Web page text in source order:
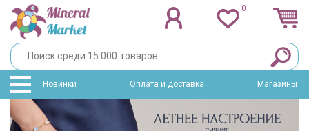
0
Новинки Оплата и доставка Магазины